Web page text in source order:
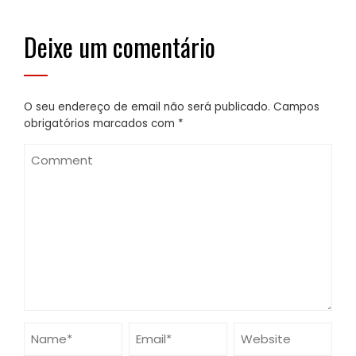
Deixe um comentário
O seu endereço de email não será publicado. Campos
obrigatórios marcados com *